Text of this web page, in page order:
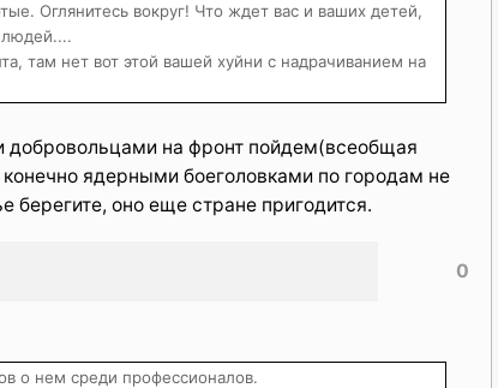
Оглянитесь вокруг! Что ждет вас и ваших детей,
людей....
там нет вот этой вашей хуйни с надрачиванием на
добровольцами на фронт пойдем(всеобщая
ядерными боеголовками по городам не
берегите, оно еще стране пригодится.
0
о нем среди профессионалов.